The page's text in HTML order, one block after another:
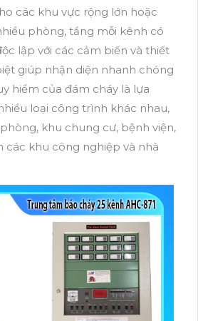
các khu vực rộng lớn hoặc
phòng, tầng mỗi kênh có
lập với các cảm biến và thiết
giúp nhận diện nhanh chóng
hiểm của đám cháy là lựa
loại công trình khác nhau,
khu chung cư, bệnh viện,
các khu công nghiệp và nhà